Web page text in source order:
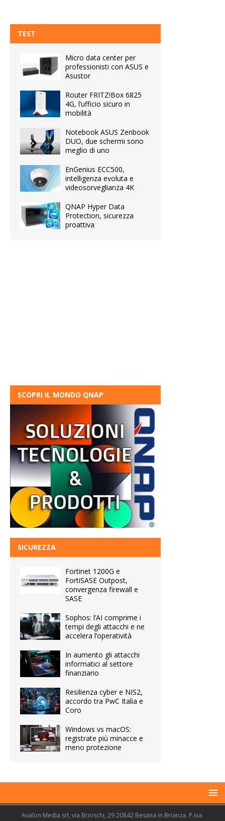
TEST
Micro data center per
professionisti con ASUS e
Asustor
Router FRITZ!Box 6825
4G, l’ufficio sicuro in
mobilità
Notebook ASUS Zenbook
DUO, due schermi sono
meglio di uno
EnGenius ECC500,
intelligenza evoluta e
videosorveglianza 4K
QNAP Hyper Data
Protection, sicurezza
proattiva
SCOPRI IL MONDO QNAP
SICUREZZA
Fortinet 1200G e
FortiSASE Outpost,
convergenza firewall e
SASE
Sophos: l’AI comprime i
tempi degli attacchi e ne
accelera l’operatività
In aumento gli attacchi
informatici al settore
finanziario
Resilienza cyber e NIS2,
accordo tra PwC Italia e
Coro
Windows vs macOS:
registrate più minacce e
meno protezione
Avalon Media srl, via Brioschi, 29 20842 Besana in Brianza. P.Iva: